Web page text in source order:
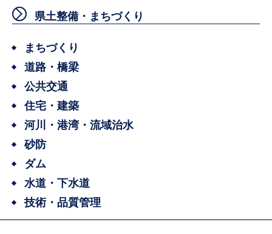
県土整備・まちづくり
まちづくり
道路・橋梁
公共交通
住宅・建築
河川・港湾・流域治水
砂防
ダム
水道・下水道
技術・品質管理